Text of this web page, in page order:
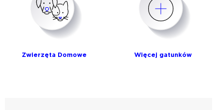
Zwierzęta Domowe Więcej gatunków